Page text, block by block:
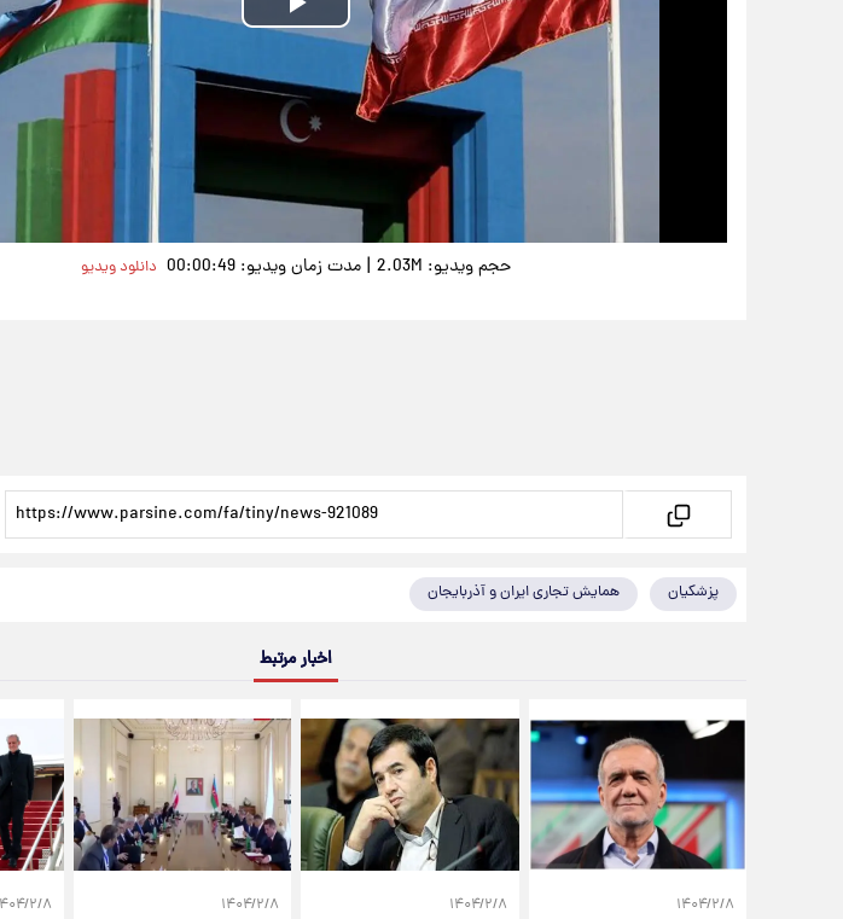
Play
Video
حجم ویدیو: 2.03M | مدت زمان ویدیو: 00:00:49 دانلود ویدیو
پزشکیان همایش تجاری ایران و آذربایجان
اخبار مرتبط
۱۴۰۴/۲/۸ ۱۴۰۴/۲/۸ ۱۴۰۴/۲/۸ ۱۴۰۴/